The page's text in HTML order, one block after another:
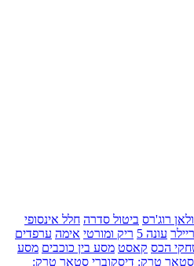
רוג'רס ביטול סדרה חלל אינסופי
עונה 5 ריק ומורטי אימה ערפדים
הכס קאסט מסע בין כוכבים מסע
סטאר טרק: דיסקוברי סטאר טרק: